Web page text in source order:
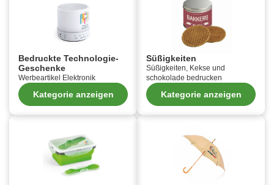
Bedruckte Technologie-
Geschenke
Werbeartikel Elektronik
Kategorie anzeigen
Süßigkeiten
Süßigkeiten, Kekse und
schokolade bedrucken
Kategorie anzeigen